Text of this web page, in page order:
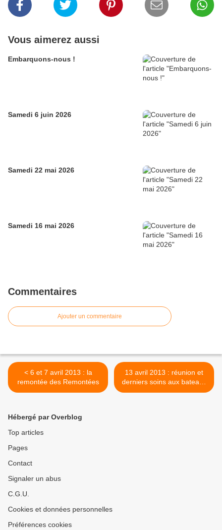
Vous aimerez aussi
Embarquons-nous !
Samedi 6 juin 2026
Samedi 22 mai 2026
Samedi 16 mai 2026
Commentaires
Ajouter un commentaire
< 6 et 7 avril 2013 : la
remontée des Remontées
13 avril 2013 : réunion et
derniers soins aux bateaux
>
Hébergé par Overblog
Top articles
Pages
Contact
Signaler un abus
C.G.U.
Cookies et données personnelles
Préférences cookies